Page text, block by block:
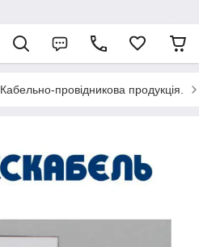
Кабельно-провідникова продукція.